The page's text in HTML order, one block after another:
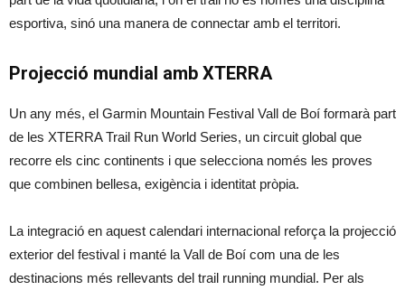
esportiva, sinó una manera de connectar amb el territori.
Projecció mundial amb XTERRA
Un any més, el Garmin Mountain Festival Vall de Boí formarà part
de les XTERRA Trail Run World Series, un circuit global que
recorre els cinc continents i que selecciona només les proves
que combinen bellesa, exigència i identitat pròpia.
La integració en aquest calendari internacional reforça la projecció
exterior del festival i manté la Vall de Boí com una de les
destinacions més rellevants del trail running mundial. Per als